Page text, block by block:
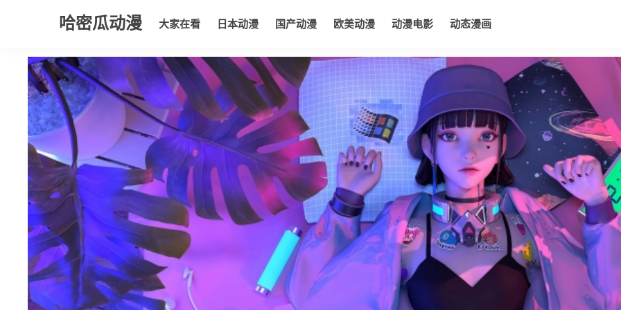
哈密瓜动漫 大家在看 日本动漫 国产动漫 欧美动漫 动漫电影 动态漫画
大家在看 日本动漫 国产动漫 欧美动漫 动漫电影 动态漫画